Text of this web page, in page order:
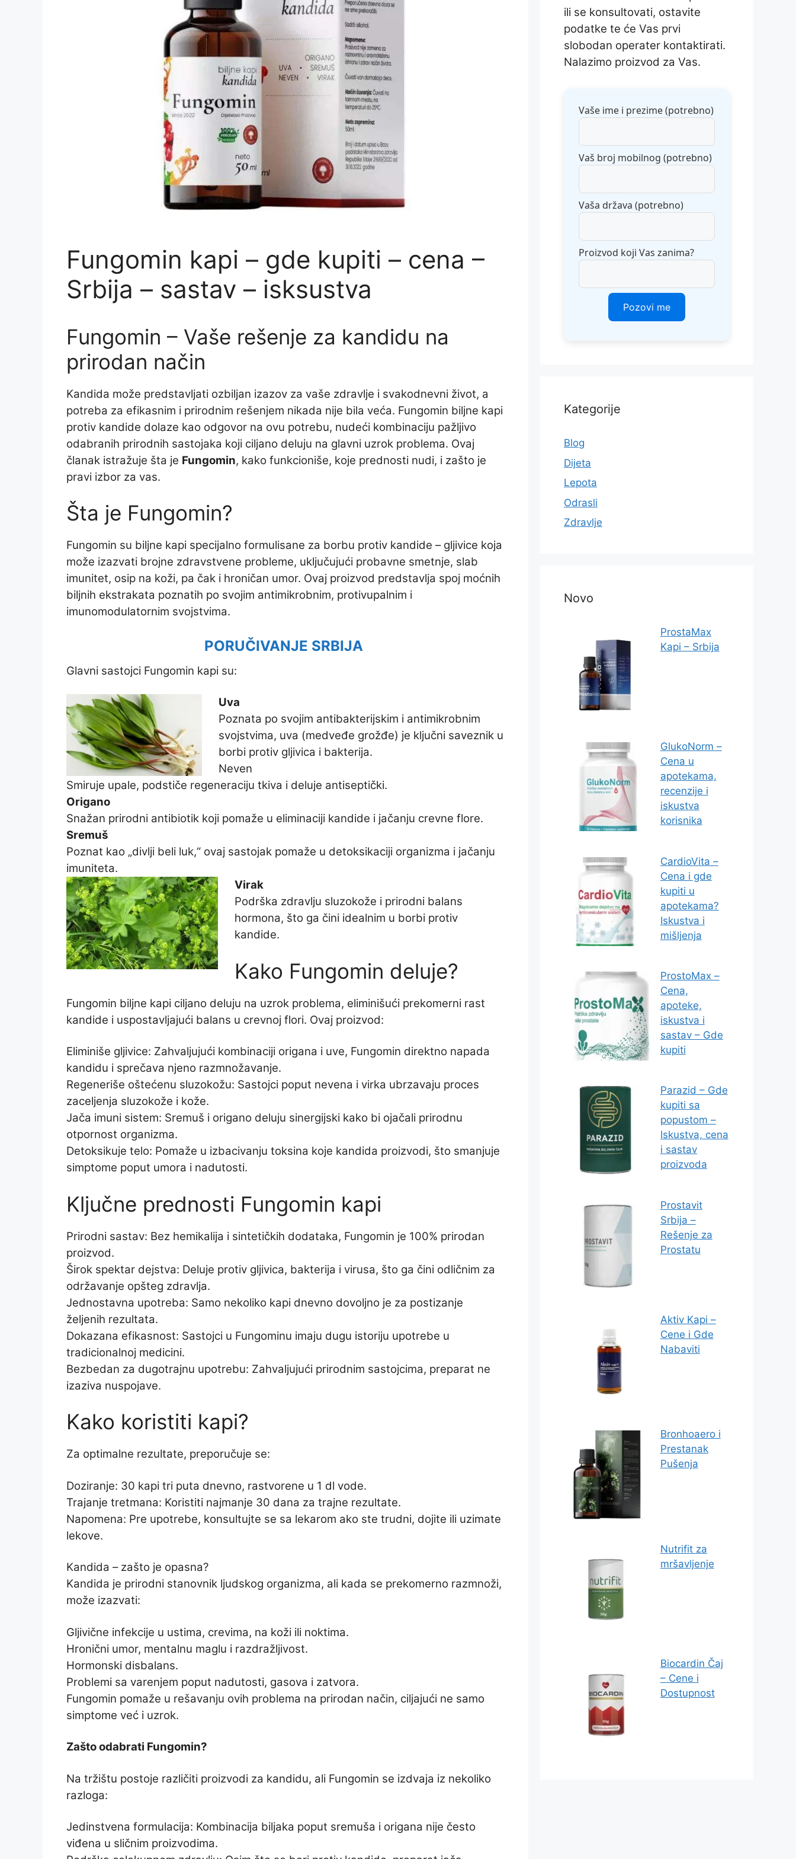
Fungomin kapi – gde kupiti – cena –
Srbija – sastav – isksustva
Fungomin – Vaše rešenje za kandidu na
prirodan način
Kandida može predstavljati ozbiljan izazov za vaše zdravlje i svakodnevni život, a
potreba za efikasnim i prirodnim rešenjem nikada nije bila veća. Fungomin biljne kapi
protiv kandide dolaze kao odgovor na ovu potrebu, nudeći kombinaciju pažljivo
odabranih prirodnih sastojaka koji ciljano deluju na glavni uzrok problema. Ovaj
članak istražuje šta je Fungomin, kako funkcioniše, koje prednosti nudi, i zašto je
pravi izbor za vas.
Šta je Fungomin?
Fungomin su biljne kapi specijalno formulisane za borbu protiv kandide – gljivice koja
može izazvati brojne zdravstvene probleme, uključujući probavne smetnje, slab
imunitet, osip na koži, pa čak i hroničan umor. Ovaj proizvod predstavlja spoj moćnih
biljnih ekstrakata poznatih po svojim antimikrobnim, protivupalnim i
imunomodulatornim svojstvima.
PORUČIVANJE SRBIJA
Glavni sastojci Fungomin kapi su:
Uva
Poznata po svojim antibakterijskim i antimikrobnim
svojstvima, uva (medveđe grožđe) je ključni saveznik u
borbi protiv gljivica i bakterija.
Neven
Smiruje upale, podstiče regeneraciju tkiva i deluje antiseptički.
Origano
Snažan prirodni antibiotik koji pomaže u eliminaciji kandide i jačanju crevne flore.
Sremuš
Poznat kao „divlji beli luk,“ ovaj sastojak pomaže u detoksikaciji organizma i jačanju
imuniteta.
Virak
Podrška zdravlju sluzokože i prirodni balans
hormona, što ga čini idealnim u borbi protiv
kandide.
Kako Fungomin deluje?
Fungomin biljne kapi ciljano deluju na uzrok problema, eliminišući prekomerni rast
kandide i uspostavljajući balans u crevnoj flori. Ovaj proizvod:
Eliminiše gljivice: Zahvaljujući kombinaciji origana i uve, Fungomin direktno napada
kandidu i sprečava njeno razmnožavanje.
Regeneriše oštećenu sluzokožu: Sastojci poput nevena i virka ubrzavaju proces
zaceljenja sluzokože i kože.
Jača imuni sistem: Sremuš i origano deluju sinergijski kako bi ojačali prirodnu
otpornost organizma.
Detoksikuje telo: Pomaže u izbacivanju toksina koje kandida proizvodi, što smanjuje
simptome poput umora i nadutosti.
Ključne prednosti Fungomin kapi
Prirodni sastav: Bez hemikalija i sintetičkih dodataka, Fungomin je 100% prirodan
proizvod.
Širok spektar dejstva: Deluje protiv gljivica, bakterija i virusa, što ga čini odličnim za
održavanje opšteg zdravlja.
Jednostavna upotreba: Samo nekoliko kapi dnevno dovoljno je za postizanje
željenih rezultata.
Dokazana efikasnost: Sastojci u Fungominu imaju dugu istoriju upotrebe u
tradicionalnoj medicini.
Bezbedan za dugotrajnu upotrebu: Zahvaljujući prirodnim sastojcima, preparat ne
izaziva nuspojave.
Kako koristiti kapi?
Za optimalne rezultate, preporučuje se:
Doziranje: 30 kapi tri puta dnevno, rastvorene u 1 dl vode.
Trajanje tretmana: Koristiti najmanje 30 dana za trajne rezultate.
Napomena: Pre upotrebe, konsultujte se sa lekarom ako ste trudni, dojite ili uzimate
lekove.
Kandida – zašto je opasna?
Kandida je prirodni stanovnik ljudskog organizma, ali kada se prekomerno razmnoži,
može izazvati:
Gljivične infekcije u ustima, crevima, na koži ili noktima.
Hronični umor, mentalnu maglu i razdražljivost.
Hormonski disbalans.
Problemi sa varenjem poput nadutosti, gasova i zatvora.
Fungomin pomaže u rešavanju ovih problema na prirodan način, ciljajući ne samo
simptome već i uzrok.
Zašto odabrati Fungomin?
Na tržištu postoje različiti proizvodi za kandidu, ali Fungomin se izdvaja iz nekoliko
razloga:
Jedinstvena formulacija: Kombinacija biljaka poput sremuša i origana nije često
viđena u sličnim proizvodima.
ili se konsultovati, ostavite
podatke te će Vas prvi
slobodan operater kontaktirati.
Nalazimo proizvod za Vas.
Vaše ime i prezime (potrebno)
Vaš broj mobilnog (potrebno)
Vaša država (potrebno)
Proizvod koji Vas zanima?
Kategorije
Blog
Dijeta
Lepota
Odrasli
Zdravlje
Novo
ProstaMax
Kapi – Srbija
GlukoNorm –
Cena u
apotekama,
recenzije i
iskustva
korisnika
CardioVita –
Cena i gde
kupiti u
apotekama?
Iskustva i
mišljenja
ProstoMax –
Cena,
apoteke,
iskustva i
sastav – Gde
kupiti
Parazid – Gde
kupiti sa
popustom –
Iskustva, cena
i sastav
proizvoda
Prostavit
Srbija –
Rešenje za
Prostatu
Aktiv Kapi –
Cene i Gde
Nabaviti
Bronhoaero i
Prestanak
Pušenja
Nutrifit za
mršavljenje
Biocardin Čaj
– Cene i
Dostupnost